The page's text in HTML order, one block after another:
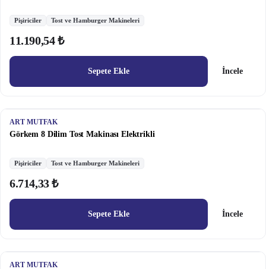
Pişiriciler Tost ve Hamburger Makineleri
11.190,54 ₺
Sepete Ekle İncele
ART MUTFAK
Görkem 8 Dilim Tost Makinası Elektrikli
Pişiriciler Tost ve Hamburger Makineleri
6.714,33 ₺
Sepete Ekle İncele
ART MUTFAK